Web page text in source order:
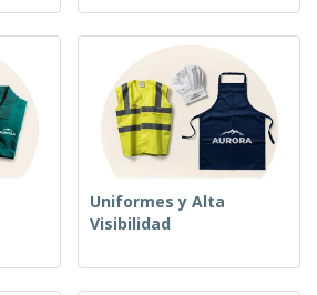
Uniformes y Alta
Visibilidad